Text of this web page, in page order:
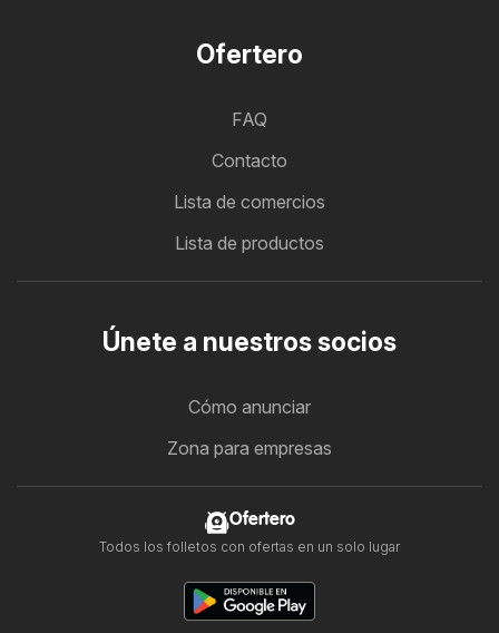
Ofertero
FAQ
Contacto
Lista de comercios
Lista de productos
Únete a nuestros socios
Cómo anunciar
Zona para empresas
Ofertero
Todos los folletos con ofertas en un solo lugar